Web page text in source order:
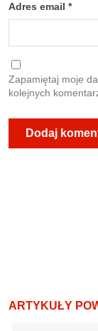
Adres email *
Zapamiętaj moje
kolejnych
ARTYKUŁY